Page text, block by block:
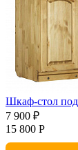
Шкаф-стол
7 900 ₽
15 800 Р